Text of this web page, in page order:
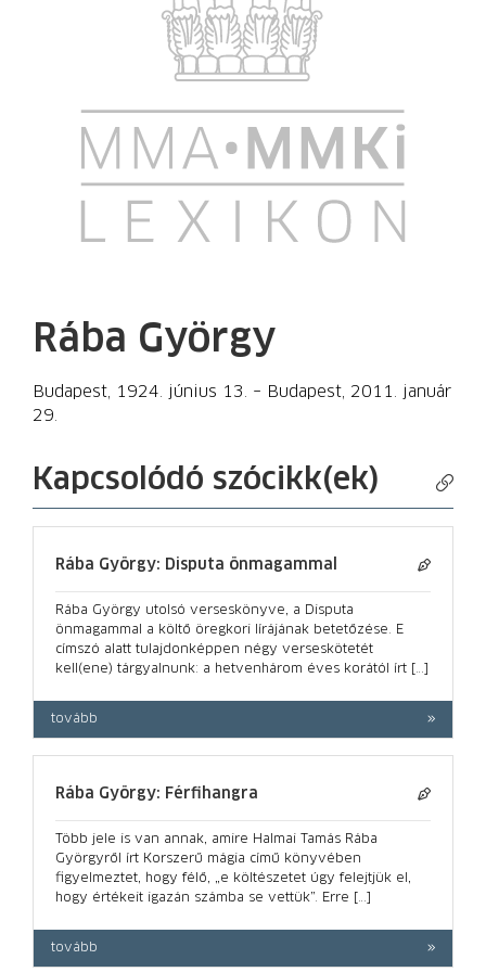
Rába György
Budapest, 1924. június 13. – Budapest, 2011. január
29.
Kapcsolódó szócikk(ek)
Rába György: Disputa önmagammal
Rába György utolsó verseskönyve, a Disputa
önmagammal a költő öregkori lírájának betetőzése. E
címszó alatt tulajdonképpen négy verseskötetét
kell(ene) tárgyalnunk: a hetvenhárom éves korától írt […]
tovább
Rába György: Férfihangra
Több jele is van annak, amire Halmai Tamás Rába
Györgyről írt Korszerű mágia című könyvében
figyelmeztet, hogy félő, „e költészetet úgy felejtjük el,
hogy értékeit igazán számba se vettük”. Erre […]
tovább